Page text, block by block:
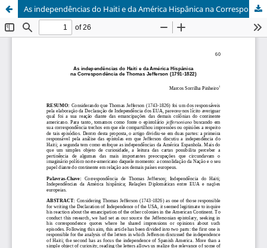
As independências do Haiti e da América Hispânica na Correspondência de Thomas Jefferson (1791-1822)